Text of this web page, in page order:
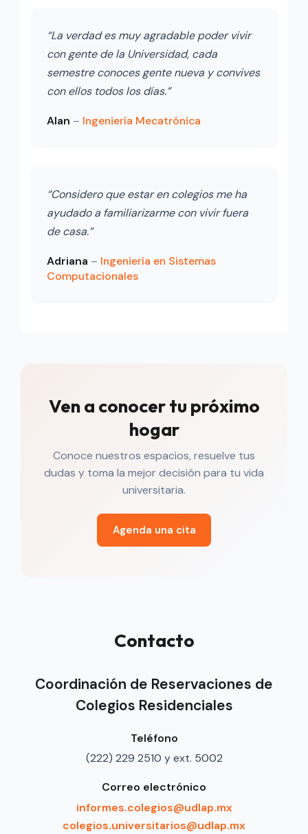
“La verdad es muy agradable poder vivir
con gente de la Universidad, cada
semestre conoces gente nueva y convives
con ellos todos los días.”
Alan – Ingeniería Mecatrónica
“Considero que estar en colegios me ha
ayudado a familiarizarme con vivir fuera
de casa.”
Adriana – Ingeniería en Sistemas
Computacionales
Ven a conocer tu próximo
hogar
Conoce nuestros espacios, resuelve tus
dudas y toma la mejor decisión para tu vida
universitaria.
Agenda una cita
Contacto
Coordinación de Reservaciones de
Colegios Residenciales
Teléfono
(222) 229 2510 y ext. 5002
Correo electrónico
informes.colegios@udlap.mx
colegios.universitarios@udlap.mx